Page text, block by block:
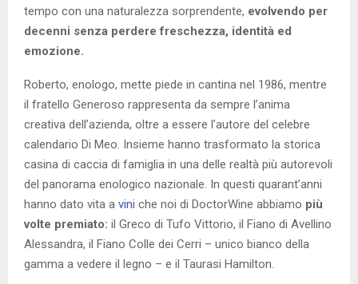
tempo con una naturalezza sorprendente, evolvendo per
decenni senza perdere freschezza, identità ed
emozione.
Roberto, enologo, mette piede in cantina nel 1986, mentre
il fratello Generoso rappresenta da sempre l’anima
creativa dell’azienda, oltre a essere l’autore del celebre
calendario Di Meo. Insieme hanno trasformato la storica
casina di caccia di famiglia in una delle realtà più autorevoli
del panorama enologico nazionale. In questi quarant’anni
hanno dato vita a vini che noi di DoctorWine abbiamo più
volte premiato: il Greco di Tufo Vittorio, il Fiano di Avellino
Alessandra, il Fiano Colle dei Cerri – unico bianco della
gamma a vedere il legno – e il Taurasi Hamilton.